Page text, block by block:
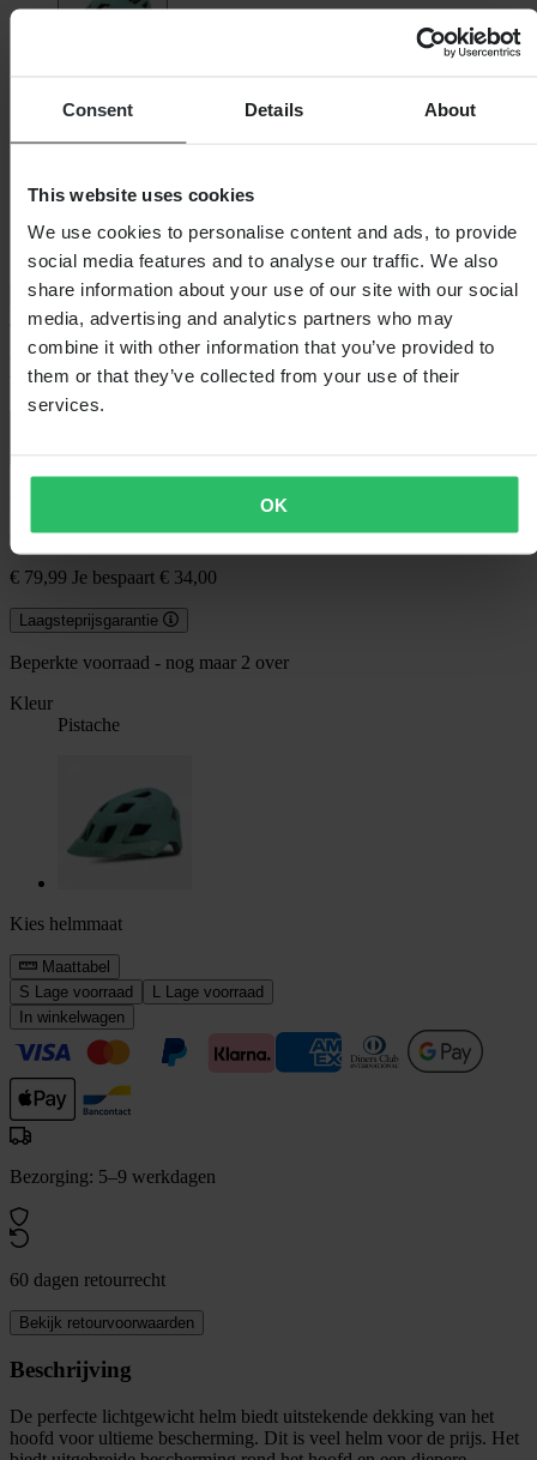
Consent Details About
This website uses cookies
We use cookies to personalise content and ads, to provide
social media features and to analyse our traffic. We also
share information about your use of our site with our social
media, advertising and analytics partners who may
combine it with other information that you’ve provided to
them or that they’ve collected from your use of their
services.
OK
Leatt
Leatt AllMtn 1.0 V23 Mountainbikehelm
€ 45,99
€ 79,99 Je bespaart € 34,00
Laagsteprijsgarantie
Beperkte voorraad - nog maar 2 over
Kleur
Pistache
Kies helmmaat
Maattabel
S Lage voorraad L
Lage voorraad
In winkelwagen
Bezorging: 5–9 werkdagen
60 dagen retourrecht
Bekijk retourvoorwaarden
Beschrijving
De perfecte lichtgewicht helm biedt uitstekende dekking van het
hoofd voor ultieme bescherming. Dit is veel helm voor de prijs. Het